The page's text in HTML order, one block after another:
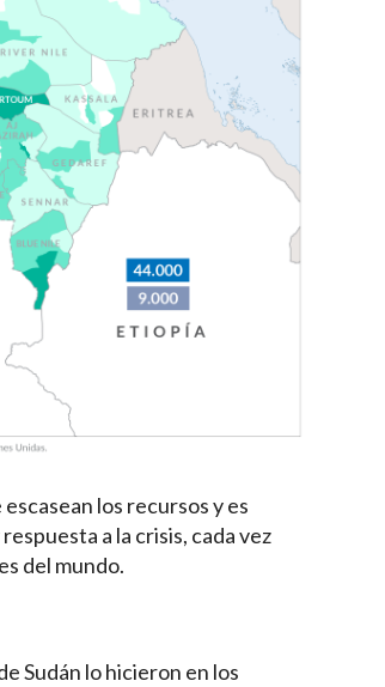
los recursos y es
a la crisis, cada vez
del mundo.
Sudán lo hicieron en los